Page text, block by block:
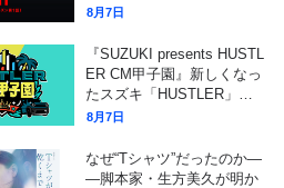
登録者数も300万超えで歴
らは第13話を放送!!
8月7日
『SUZUKI presents HUSTL
ER CM甲子園』新しくなっ
たスズキ「HUSTLER」の
広告動画を日本全国から大
8月7日
なぜ“Tシャツ”だったのか―
―脚本家・生方美久が明か